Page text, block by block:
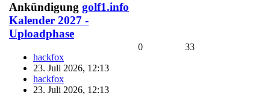
Ankündigung golf1.info
Kalender 2027 -
Uploadphase
hackfox
23. Juli 2026, 12:13
hackfox
23. Juli 2026, 12:13
0 33